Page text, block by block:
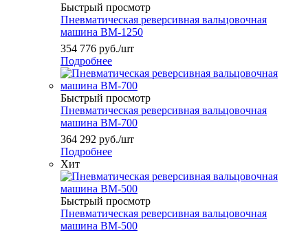
Быстрый просмотр
Пневматическая реверсивная вальцовочная
машина ВМ-1250
354 776 руб./шт
Подробнее
Быстрый просмотр
Пневматическая реверсивная вальцовочная
машина ВМ-700
364 292 руб./шт
Подробнее
Хит
Быстрый просмотр
Пневматическая реверсивная вальцовочная
машина ВМ-500